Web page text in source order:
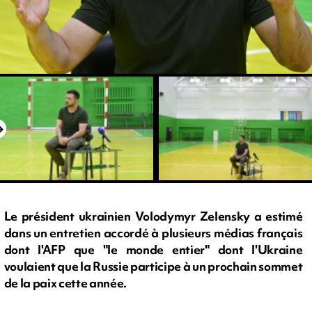
Le président ukrainien Volodymyr Zelensky a estimé
dans un entretien accordé à plusieurs médias français
dont l'AFP que "le monde entier" dont l'Ukraine
voulaient que la Russie participe à un prochain sommet
de la paix cette année.